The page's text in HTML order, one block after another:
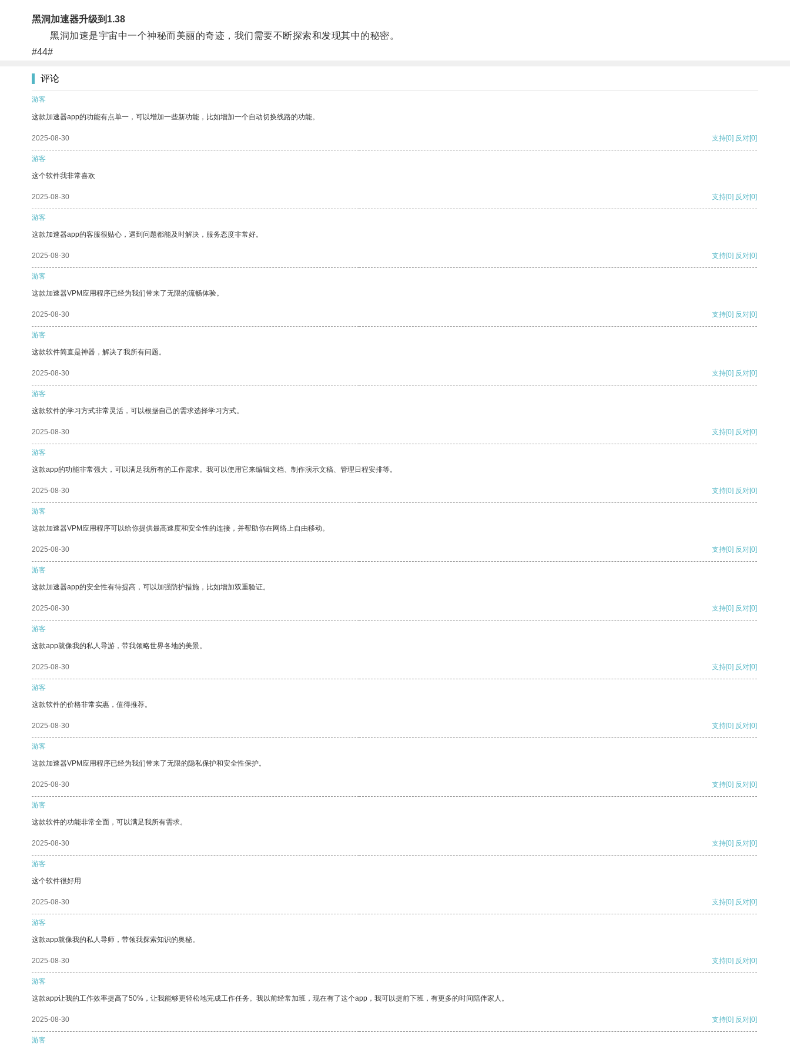
黑洞加速器升级到1.38
黑洞加速是宇宙中一个神秘而美丽的奇迹，我们需要不断探索和发现其中的秘密。
#44#
评论
游客
这款加速器app的功能有点单一，可以增加一些新功能，比如增加一个自动切换线路的功能。
2025-08-30 支持[0] 反对[0]
游客
这个软件我非常喜欢
2025-08-30 支持[0] 反对[0]
游客
这款加速器app的客服很贴心，遇到问题都能及时解决，服务态度非常好。
2025-08-30 支持[0] 反对[0]
游客
这款加速器VPM应用程序已经为我们带来了无限的流畅体验。
2025-08-30 支持[0] 反对[0]
游客
这款软件简直是神器，解决了我所有问题。
2025-08-30 支持[0] 反对[0]
游客
这款软件的学习方式非常灵活，可以根据自己的需求选择学习方式。
2025-08-30 支持[0] 反对[0]
游客
这款app的功能非常强大，可以满足我所有的工作需求。我可以使用它来编辑文档、制作演示文稿、管理日程安排等。
2025-08-30 支持[0] 反对[0]
游客
这款加速器VPM应用程序可以给你提供最高速度和安全性的连接，并帮助你在网络上自由移动。
2025-08-30 支持[0] 反对[0]
游客
这款加速器app的安全性有待提高，可以加强防护措施，比如增加双重验证。
2025-08-30 支持[0] 反对[0]
游客
这款app就像我的私人导游，带我领略世界各地的美景。
2025-08-30 支持[0] 反对[0]
游客
这款软件的价格非常实惠，值得推荐。
2025-08-30 支持[0] 反对[0]
游客
这款加速器VPM应用程序已经为我们带来了无限的隐私保护和安全性保护。
2025-08-30 支持[0] 反对[0]
游客
这款软件的功能非常全面，可以满足我所有需求。
2025-08-30 支持[0] 反对[0]
游客
这个软件很好用
2025-08-30 支持[0] 反对[0]
游客
这款app就像我的私人导师，带领我探索知识的奥秘。
2025-08-30 支持[0] 反对[0]
游客
这款app让我的工作效率提高了50%，让我能够更轻松地完成工作任务。我以前经常加班，现在有了这个app，我可以提前下班，有更多的时间陪伴家人。
2025-08-30 支持[0] 反对[0]
游客